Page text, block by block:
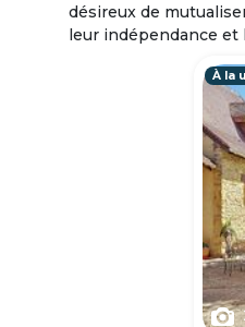
désireux de
leur indépendance et
À la